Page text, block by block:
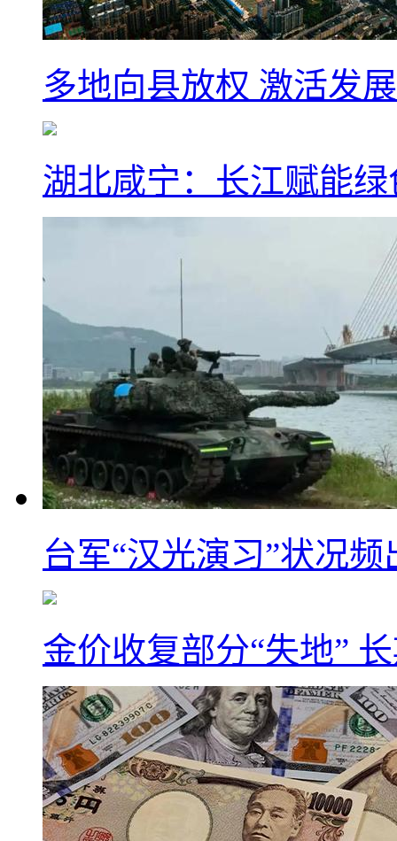
多地向县放权 激活发
湖北咸宁：长江赋能
台军“汉光演习”状况
金价收复部分“失地”